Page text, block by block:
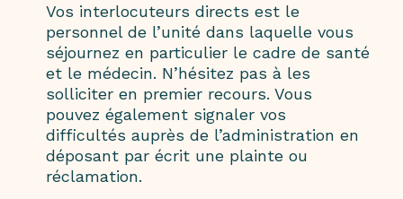
Vos interlocuteurs directs est le
personnel de l’unité dans laquelle vous
séjournez en particulier le cadre de santé
et le médecin. N’hésitez pas à les
solliciter en premier recours. Vous
pouvez également signaler vos
difficultés auprès de l’administration en
déposant par écrit une plainte ou
réclamation.